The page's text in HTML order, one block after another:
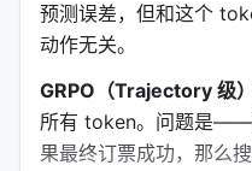
预测误差，但和这个
动作无关。
GRPO（Trajectory 级）
所有 token。问题是——
果最终订票成功，那么